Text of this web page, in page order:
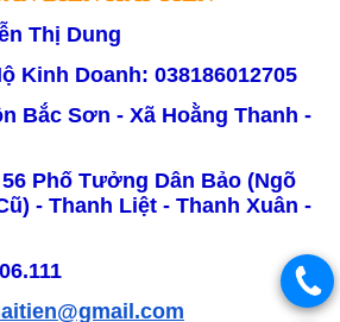
Thị Dung
Kinh Doanh: 038186012705
Bắc Sơn - Xã Hoằng Thanh -
Phố Tưởng Dân Bảo (Ngõ
- Thanh Liệt - Thanh Xuân -